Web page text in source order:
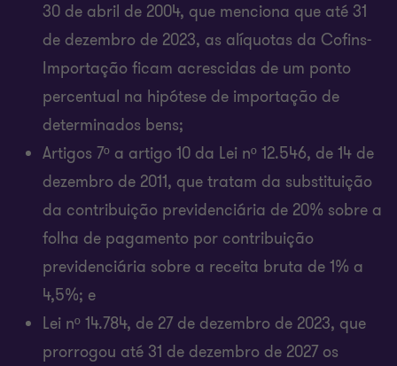
30 de abril de 2004, que menciona que até 31
de dezembro de 2023, as alíquotas da Cofins-
Importação ficam acrescidas de um ponto
percentual na hipótese de importação de
determinados bens;
Artigos 7º a artigo 10 da Lei nº 12.546, de 14 de
dezembro de 2011, que tratam da substituição
da contribuição previdenciária de 20% sobre a
folha de pagamento por contribuição
previdenciária sobre a receita bruta de 1% a
4,5%; e
Lei nº 14.784, de 27 de dezembro de 2023, que
prorrogou até 31 de dezembro de 2027 os